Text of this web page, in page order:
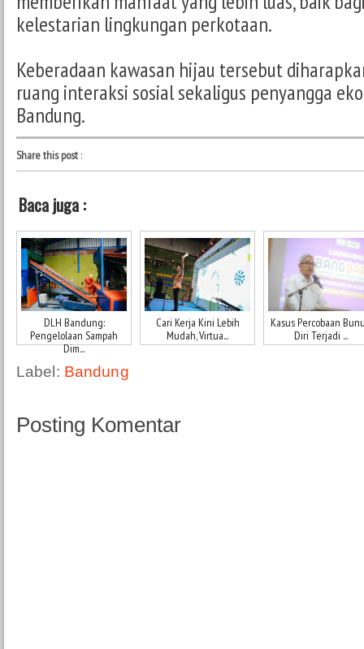
kelestarian lingkungan perkotaan.
Keberadaan kawasan hijau tersebut
ruang interaksi sosial sekaligus penyangga
Bandung.
Share this post:
Baca juga :
DLH Bandung:
Pengelolaan Sampah
Dim...
Cari Kerja Kini Lebih
Mudah, Virtua...
Kasus Percobaan
Diri Terjadi ...
Label: Bandung
Posting Komentar